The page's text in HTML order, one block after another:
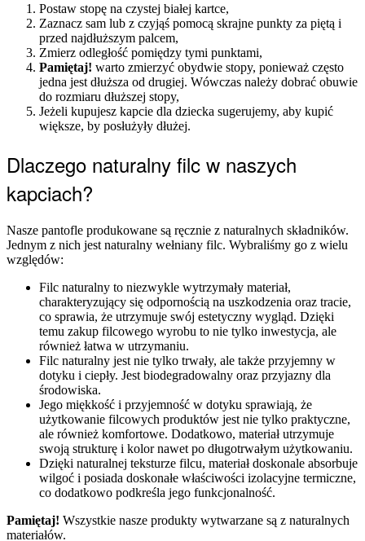
Postaw stopę na czystej białej kartce,
Zaznacz sam lub z czyjąś pomocą skrajne punkty za piętą i
przed najdłuższym palcem,
Zmierz odległość pomiędzy tymi punktami,
Pamiętaj! warto zmierzyć obydwie stopy, ponieważ często
jedna jest dłuższa od drugiej. Wówczas należy dobrać obuwie
do rozmiaru dłuższej stopy,
Jeżeli kupujesz kapcie dla dziecka sugerujemy, aby kupić
większe, by posłużyły dłużej.
Dlaczego naturalny filc w naszych
kapciach?
Nasze pantofle produkowane są ręcznie z naturalnych składników.
Jednym z nich jest naturalny wełniany filc. Wybraliśmy go z wielu
względów:
Filc naturalny to niezwykle wytrzymały materiał,
charakteryzujący się odpornością na uszkodzenia oraz tracie,
co sprawia, że utrzymuje swój estetyczny wygląd. Dzięki
temu zakup filcowego wyrobu to nie tylko inwestycja, ale
również łatwa w utrzymaniu.
Filc naturalny jest nie tylko trwały, ale także przyjemny w
dotyku i ciepły. Jest biodegradowalny oraz przyjazny dla
środowiska.
Jego miękkość i przyjemność w dotyku sprawiają, że
użytkowanie filcowych produktów jest nie tylko praktyczne,
ale również komfortowe. Dodatkowo, materiał utrzymuje
swoją strukturę i kolor nawet po długotrwałym użytkowaniu.
Dzięki naturalnej teksturze filcu, materiał doskonale absorbuje
wilgoć i posiada doskonałe właściwości izolacyjne termiczne,
co dodatkowo podkreśla jego funkcjonalność.
Pamiętaj! Wszystkie nasze produkty wytwarzane są z naturalnych
materiałów.